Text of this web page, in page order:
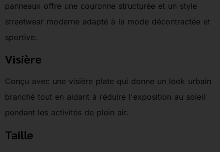
panneaux offre une couronne structurée et un style
streetwear moderne adapté à la mode décontractée et
sportive.
Visière
Conçu avec une visière plate qui donne un look urbain
branché tout en aidant à réduire l'exposition au soleil
pendant les activités de plein air.
Taille